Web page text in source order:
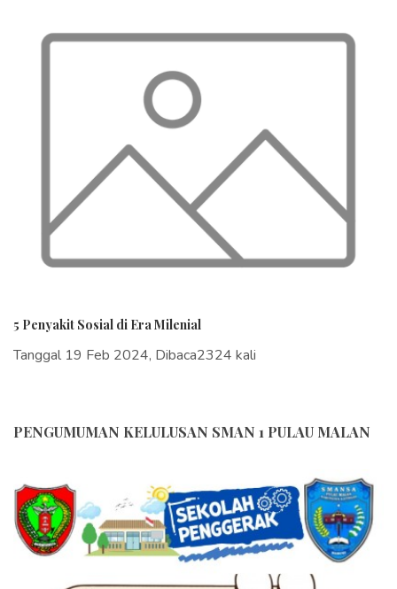
PENGUMUMAN KELULUSAN SMAN 1 PULAU MALAN
5 Penyakit Sosial di Era Milenial
Tanggal 19 Feb 2024, Dibaca2324 kali